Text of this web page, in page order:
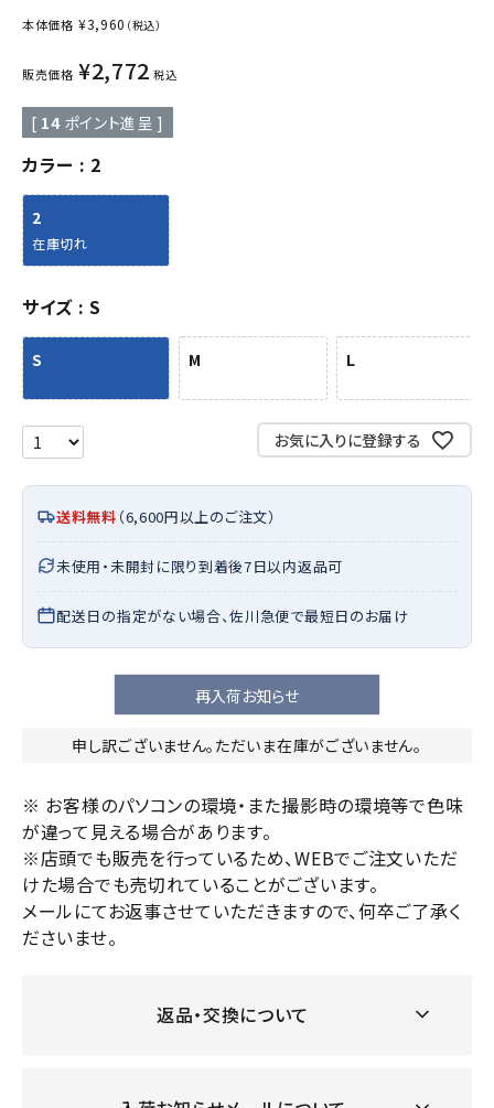
本体価格 ¥3,960 （税込）
販売価格 ¥2,772 税込
[ 14 ポイント進呈 ]
カラー 2
2
在庫切れ
サイズ S
S M L
お気に入りに登録する
送料無料 （6,600円以上のご注文）
未使用・未開封に限り到着後7日以内返品可
配送日の指定がない場合、佐川急便で最短日のお届け
再入荷お知らせ
申し訳ございません。ただいま在庫がございません。
※ お客様のパソコンの環境・また撮影時の環境等で色味
が違って見える場合があります。
※店頭でも販売を行っているため、WEBでご注文いただ
けた場合でも売切れていることがございます。
メールにてお返事させていただきますので、何卒ご了承く
ださいませ。
返品・交換について